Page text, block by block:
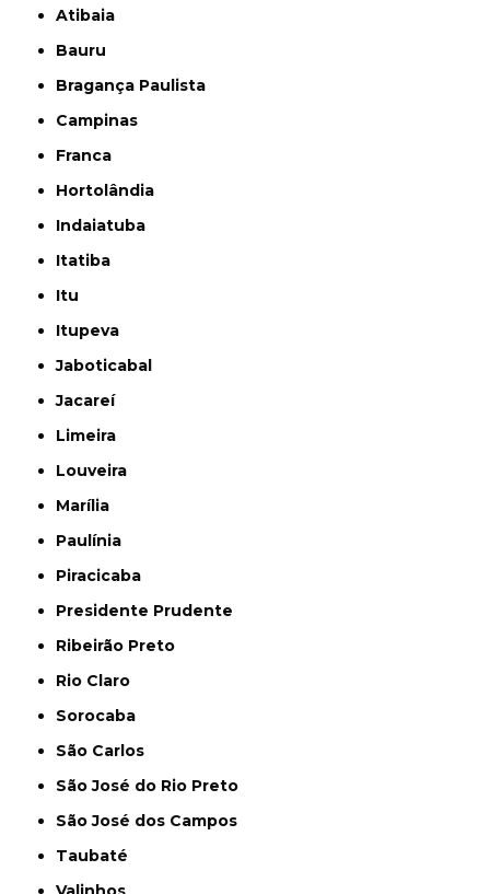
Atibaia
Bauru
Bragança Paulista
Campinas
Franca
Hortolândia
Indaiatuba
Itatiba
Itu
Itupeva
Jaboticabal
Jacareí
Limeira
Louveira
Marília
Paulínia
Piracicaba
Presidente Prudente
Ribeirão Preto
Rio Claro
Sorocaba
São Carlos
São José do Rio Preto
São José dos Campos
Taubaté